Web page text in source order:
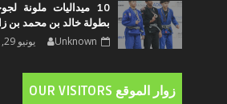
10 ميداليات ملونة
بطولة خالد بن محمد بن
Unknown يونيو 29, 2026
زوار الموقع OUR VISITORS